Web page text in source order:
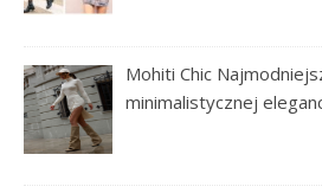
Mohiti Chic
minimalistycznej